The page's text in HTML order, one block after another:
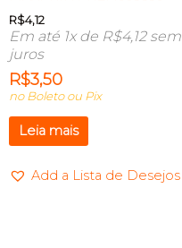
R$4,12
Em até 1x de R$4,12sem
juros
R$3,50
no Boleto ou Pix
Leia mais
Add a Lista de Desejos